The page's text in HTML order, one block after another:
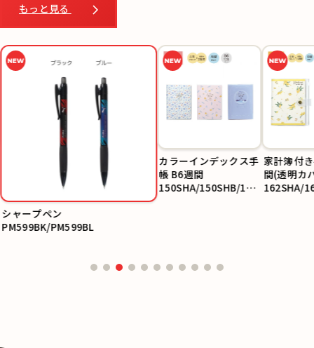
もっと見る
シャープペン
PM599BK/PM599BL
カラーインデックス手
帳 B6週間
150SHA/150SHB/150
家計簿付
間(透明カ
162SHA/